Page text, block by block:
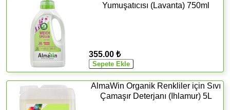
Yumuşatıcısı (Lavanta) 750ml
355.00 ₺
AlmaWin Organik Renkliler için Sıvı
Çamaşır Deterjanı (Ihlamur) 5L